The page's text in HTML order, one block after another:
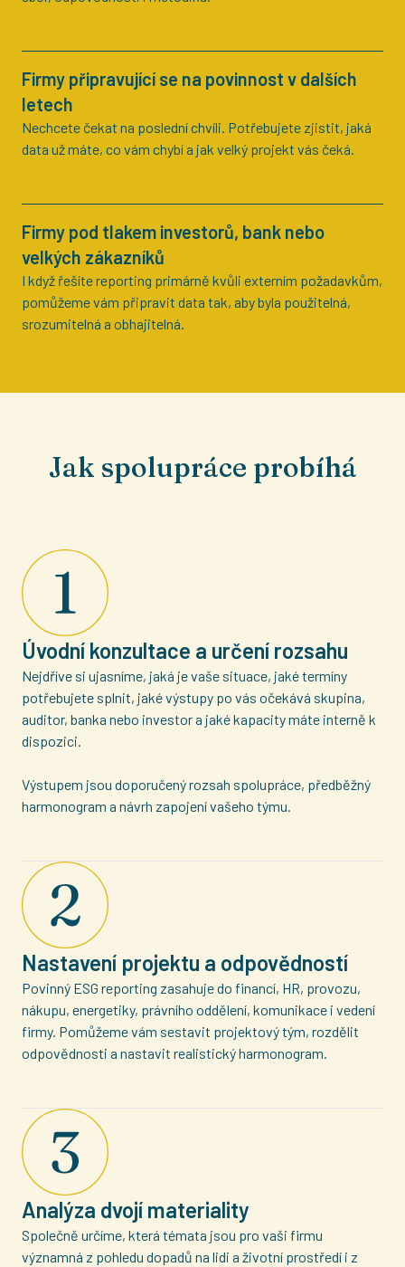
Firmy připravující se na povinnost v dalších
letech
Nechcete čekat na poslední chvíli. Potřebujete zjistit, jaká
data už máte, co vám chybí a jak velký projekt vás čeká.
Firmy pod tlakem investorů, bank nebo
velkých zákazníků
I když řešíte reporting primárně kvůli externím požadavkům,
pomůžeme vám připravit data tak, aby byla použitelná,
srozumitelná a obhajitelná.
Jak spolupráce probíhá
Úvodní konzultace a určení rozsahu
Nejdříve si ujasníme, jaká je vaše situace, jaké termíny
potřebujete splnit, jaké výstupy po vás očekává skupina,
auditor, banka nebo investor a jaké kapacity máte interně k
dispozici.
Výstupem jsou doporučený rozsah spolupráce, předběžný
harmonogram a návrh zapojení vašeho týmu.
Nastavení projektu a odpovědností
Povinný ESG reporting zasahuje do financí, HR, provozu,
nákupu, energetiky, právního oddělení, komunikace i vedení
firmy. Pomůžeme vám sestavit projektový tým, rozdělit
odpovědnosti a nastavit realistický harmonogram.
Analýza dvojí materiality
Společně určíme, která témata jsou pro vaši firmu
významná z pohledu dopadů na lidi a životní prostředí i z